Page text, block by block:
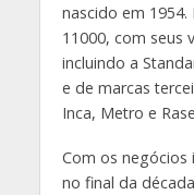
nascido em
11000, com seus
incluindo a
e de marcas
Inca, Metro e
Com os
no final da